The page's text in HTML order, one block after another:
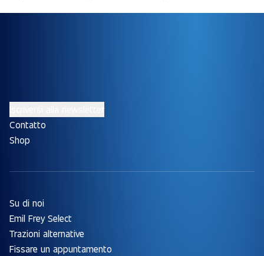
Contatto
Shop
Su di noi
Emil Frey Select
Trazioni alternative
Fissare un appuntamento